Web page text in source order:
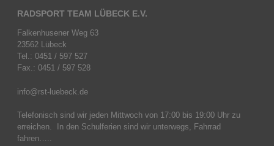
RADSPORT TEAM LÜBECK E.V.
Falkenhusener Weg 63
23562 Lübeck
Tel.: 0451 / 597 527
Fax.: 0451 / 597 528
info@rst-luebeck.de
Telefonisch sind wir jeden Mittwoch von 17:00 bis 19:00 Uhr zu
erreichen. In den Schulferien sind wir unterwegs, Fahrrad
fahren…..